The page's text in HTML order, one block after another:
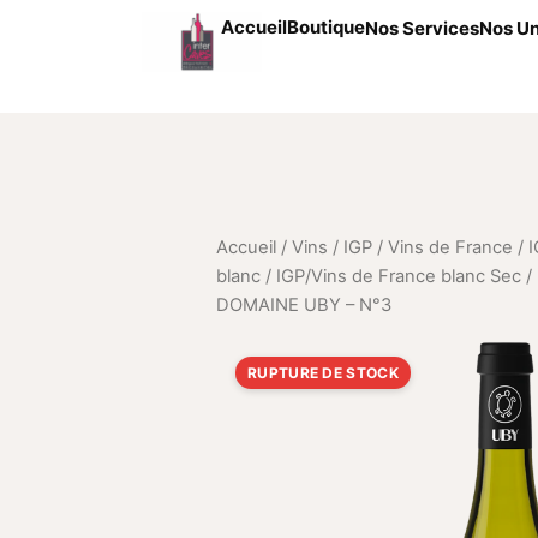
AccueilBoutiqueNos ServicesNos
Accueil / Vins / IGP / Vins de France /
blanc / IGP/Vins de France blanc Sec /
DOMAINE UBY – N°3
RUPTURE DE STOCK